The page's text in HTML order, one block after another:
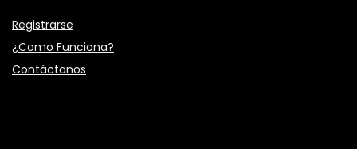
Registrarse
¿Como Funciona?
Contáctanos